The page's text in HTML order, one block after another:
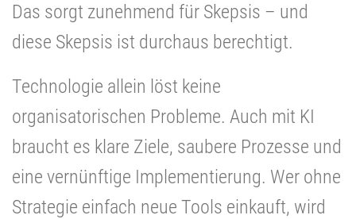
Das sorgt zunehmend für Skepsis – und
diese Skepsis ist durchaus berechtigt.
Technologie allein löst keine
organisatorischen Probleme. Auch mit KI
braucht es klare Ziele, saubere Prozesse und
eine vernünftige Implementierung. Wer ohne
Strategie einfach neue Tools einkauft, wird